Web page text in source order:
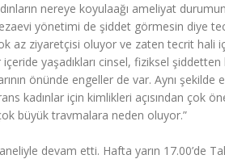
nereye koyulaağı ameliyat
yönetimi de şiddet görmesin diye
az ziyaretçisi oluyor ve zaten tecrit hali
yaşadıkları cinsel, fiziksel
önünde engeller de var. Aynı şekilde
kadınlar için kimlikleri açısından çok
büyük travmalara neden oluyor.”
devam etti. Hafta yarın 17.00’de